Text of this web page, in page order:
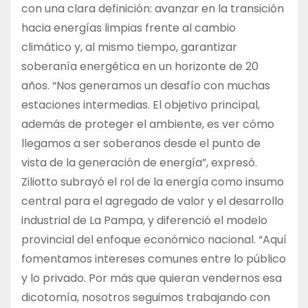
con una clara definición: avanzar en la transición
hacia energías limpias frente al cambio
climático y, al mismo tiempo, garantizar
soberanía energética en un horizonte de 20
años. “Nos generamos un desafío con muchas
estaciones intermedias. El objetivo principal,
además de proteger el ambiente, es ver cómo
llegamos a ser soberanos desde el punto de
vista de la generación de energía”, expresó.
Ziliotto subrayó el rol de la energía como insumo
central para el agregado de valor y el desarrollo
industrial de La Pampa, y diferenció el modelo
provincial del enfoque económico nacional. “Aquí
fomentamos intereses comunes entre lo público
y lo privado. Por más que quieran vendernos esa
dicotomía, nosotros seguimos trabajando con